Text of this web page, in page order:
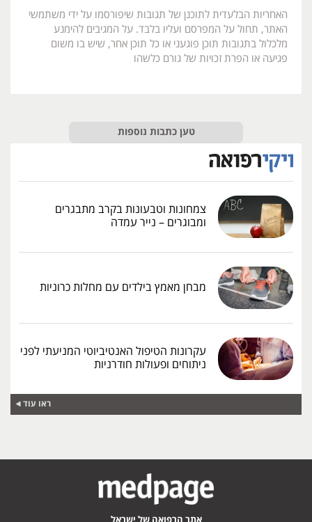
האחריות הבלעדית לתוכנן של תגובות שיפורסמו על ידי משתמשי
האתר, תחול על המפרסם ועליו בלבד. על המגיבים להימנע
מלכלול בתגובות תוכן פוגעני או כל תוכן אחר, שיש בו משום
פגיעה או הפרת זכויות של גורם כלשהו
טען כתבות נוספות
צמחונות וטבעונות בקרב מתבגרים
ומבוגרים – נייר עמדה
מבחן מאמץ בילדים עם מחלות כרוניות
עקרונות הטיפול האנטיביוטי המניעתי לפני
ניתוחים ופעולות חודרניות
ראו עוד